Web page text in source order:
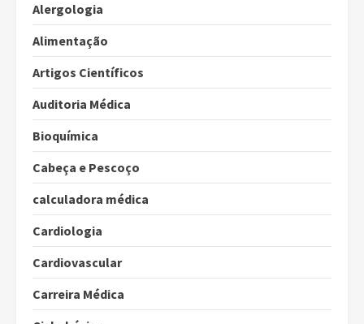
Alergologia
Alimentação
Artigos Científicos
Auditoria Médica
Bioquímica
Cabeça e Pescoço
calculadora médica
Cardiologia
Cardiovascular
Carreira Médica